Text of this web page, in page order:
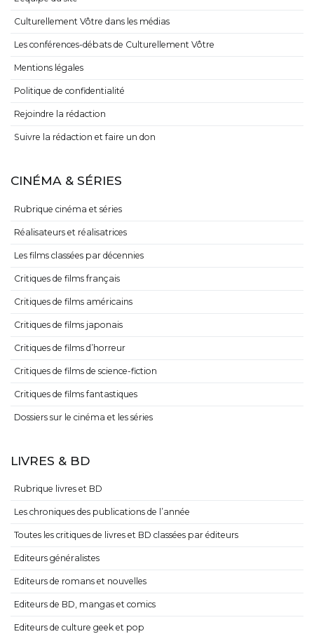
Culturellement Vôtre dans les médias
Les conférences-débats de Culturellement Vôtre
Mentions légales
Politique de confidentialité
Rejoindre la rédaction
Suivre la rédaction et faire un don
CINÉMA & SÉRIES
Rubrique cinéma et séries
Réalisateurs et réalisatrices
Les films classées par décennies
Critiques de films français
Critiques de films américains
Critiques de films japonais
Critiques de films d’horreur
Critiques de films de science-fiction
Critiques de films fantastiques
Dossiers sur le cinéma et les séries
LIVRES & BD
Rubrique livres et BD
Les chroniques des publications de l’année
Toutes les critiques de livres et BD classées par éditeurs
Editeurs généralistes
Editeurs de romans et nouvelles
Editeurs de BD, mangas et comics
Editeurs de culture geek et pop